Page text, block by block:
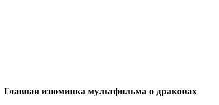
Главная изюминка мультфильма о драконах